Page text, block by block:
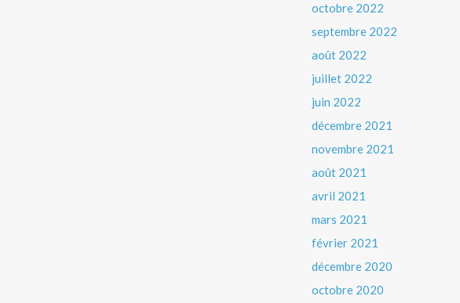
octobre 2022
septembre 2022
août 2022
juillet 2022
juin 2022
décembre 2021
novembre 2021
août 2021
avril 2021
mars 2021
février 2021
décembre 2020
octobre 2020